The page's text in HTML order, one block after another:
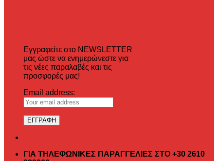
Εγγραφείτε στο NEWSLETTER
μας ώστε να ενημερώνεστε για
τις νέες παραλαβές και τις
προσφορές μας!
Email address:
ΓΙΑ ΤΗΛΕΦΩΝΙΚΕΣ ΠΑΡΑΓΓΕΛΙΕΣ ΣΤΟ +30 2610